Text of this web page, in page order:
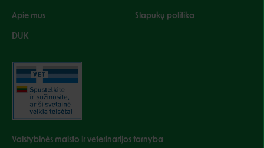
Apie mus Slapukų politika
DUK
Valstybinės maisto ir veterinarijos tarnyba